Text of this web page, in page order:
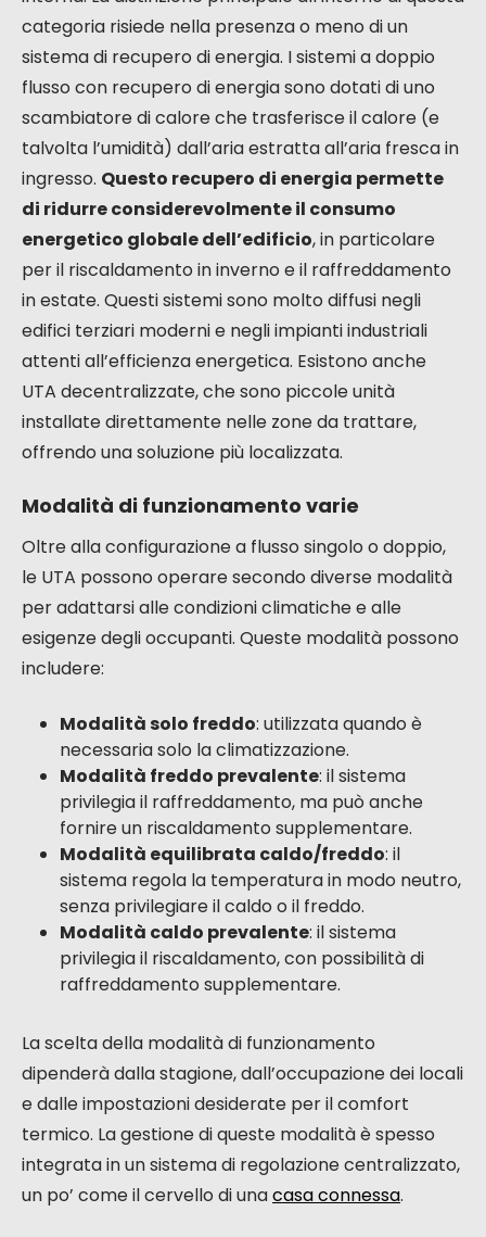
categoria risiede nella presenza o meno di un
sistema di recupero di energia. I sistemi a doppio
flusso con recupero di energia sono dotati di uno
scambiatore di calore che trasferisce il calore (e
talvolta l’umidità) dall’aria estratta all’aria fresca in
ingresso. Questo recupero di energia permette
di ridurre considerevolmente il consumo
energetico globale dell’edificio, in particolare
per il riscaldamento in inverno e il raffreddamento
in estate. Questi sistemi sono molto diffusi negli
edifici terziari moderni e negli impianti industriali
attenti all’efficienza energetica. Esistono anche
UTA decentralizzate, che sono piccole unità
installate direttamente nelle zone da trattare,
offrendo una soluzione più localizzata.
Modalità di funzionamento varie
Oltre alla configurazione a flusso singolo o doppio,
le UTA possono operare secondo diverse modalità
per adattarsi alle condizioni climatiche e alle
esigenze degli occupanti. Queste modalità possono
includere:
Modalità solo freddo: utilizzata quando è
necessaria solo la climatizzazione.
Modalità freddo prevalente: il sistema
privilegia il raffreddamento, ma può anche
fornire un riscaldamento supplementare.
Modalità equilibrata caldo/freddo: il
sistema regola la temperatura in modo neutro,
senza privilegiare il caldo o il freddo.
Modalità caldo prevalente: il sistema
privilegia il riscaldamento, con possibilità di
raffreddamento supplementare.
La scelta della modalità di funzionamento
dipenderà dalla stagione, dall’occupazione dei locali
e dalle impostazioni desiderate per il comfort
termico. La gestione di queste modalità è spesso
integrata in un sistema di regolazione centralizzato,
un po’ come il cervello di unacasa connessa.